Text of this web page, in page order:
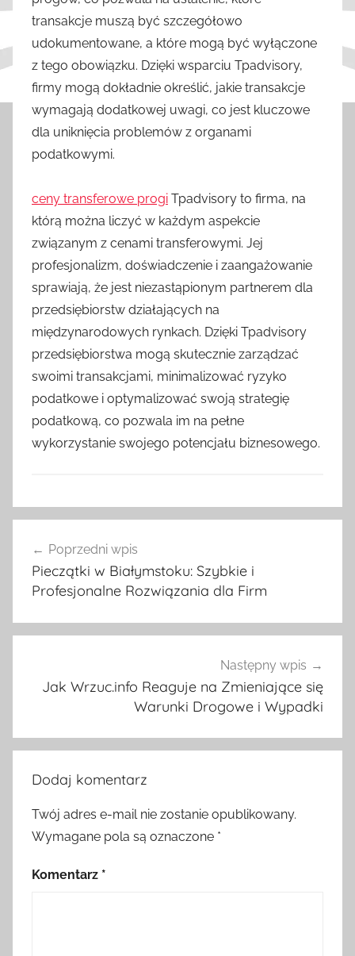
transakcje muszą być szczegółowo
udokumentowane, a które mogą być wyłączone
z tego obowiązku. Dzięki wsparciu Tpadvisory,
firmy mogą dokładnie określić, jakie transakcje
wymagają dodatkowej uwagi, co jest kluczowe
dla uniknięcia problemów z organami
podatkowymi.
ceny transferowe progi Tpadvisory to firma, na
którą można liczyć w każdym aspekcie
związanym z cenami transferowymi. Jej
profesjonalizm, doświadczenie i zaangażowanie
sprawiają, że jest niezastąpionym partnerem dla
przedsiębiorstw działających na
międzynarodowych rynkach. Dzięki Tpadvisory
przedsiębiorstwa mogą skutecznie zarządzać
swoimi transakcjami, minimalizować ryzyko
podatkowe i optymalizować swoją strategię
podatkową, co pozwala im na pełne
wykorzystanie swojego potencjału biznesowego.
W
s
wpisu
Poprzedni wpis
Pieczątki w Białymstoku: Szybkie i
Profesjonalne Rozwiązania dla Firm
Następny wpis
Jak Wrzuc.info Reaguje na Zmieniające się
Warunki Drogowe i Wypadki
Dodaj komentarz
Twój adres e-mail nie zostanie opublikowany.
Wymagane pola są oznaczone *
Komentarz *